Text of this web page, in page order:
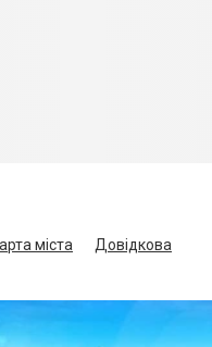
міста
Довідкова